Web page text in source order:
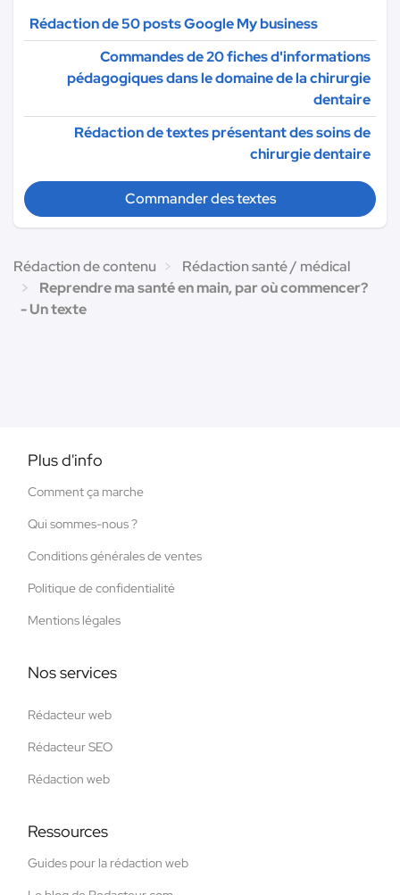
Rédaction de 50 posts Google My business
Commandes de 20 fiches d'informations
pédagogiques dans le domaine de la chirurgie
dentaire
Rédaction de textes présentant des soins de
chirurgie dentaire
Commander des textes
Rédaction de contenu
Rédaction santé / médical
Reprendre ma santé en main, par où commencer?
- Un texte
Plus d'info
Comment ça marche
Qui sommes-nous ?
Conditions générales de ventes
Politique de confidentialité
Mentions légales
Nos services
Rédacteur web
Rédacteur SEO
Rédaction web
Ressources
Guides pour la rédaction web